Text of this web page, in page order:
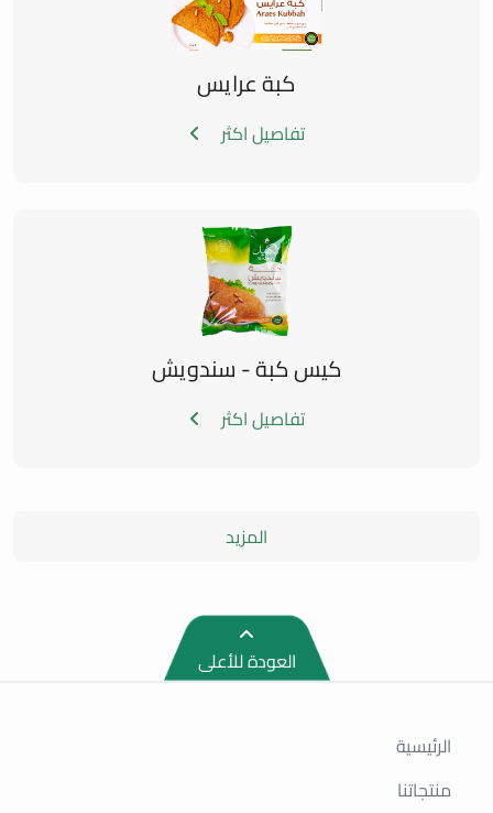
كبة عرايس
تفاصيل اكثر
كيس كبة - سندويش
تفاصيل اكثر
المزيد
العودة للأعلى
الرئيسية
منتجاتنا